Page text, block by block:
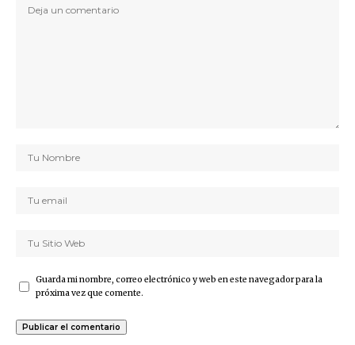
Guarda mi nombre, correo electrónico y web en este navegador para la
próxima vez que comente.